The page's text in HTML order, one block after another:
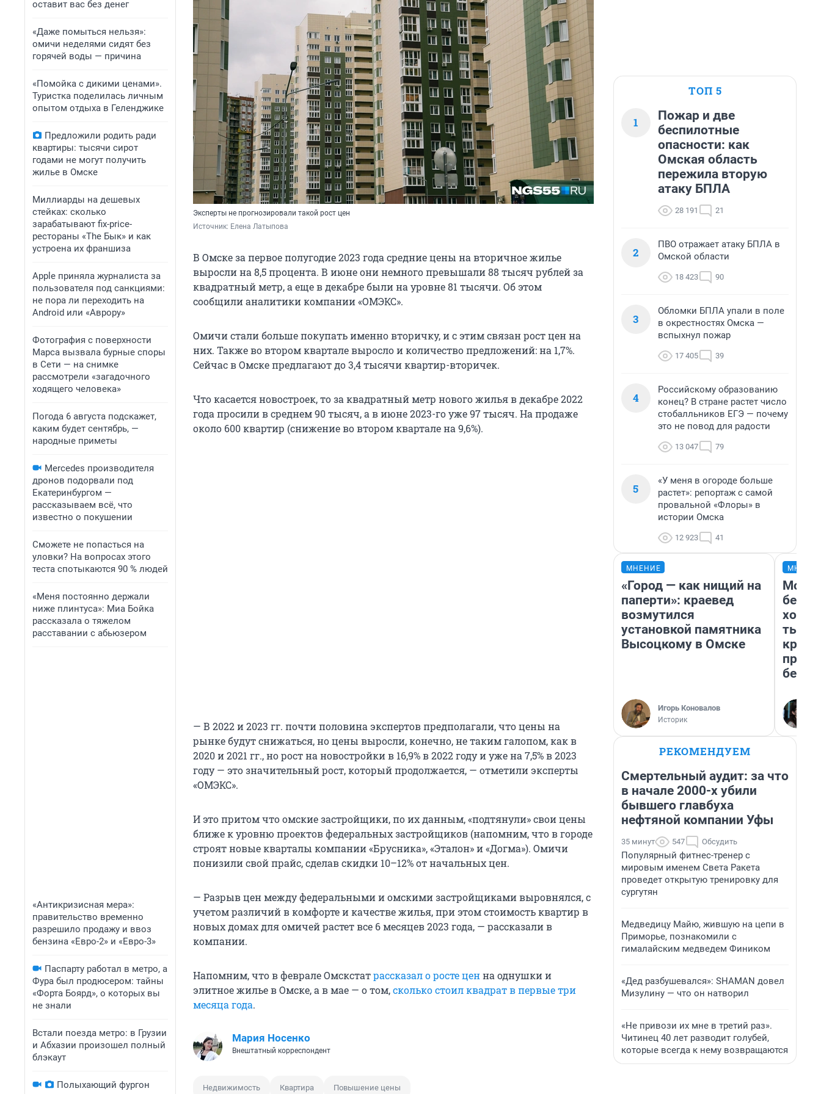
оставит вас без денег
«Даже помыться нельзя»:
омичи неделями сидят без
горячей воды — причина
«Помойка с дикими ценами».
Туристка поделилась личным
опытом отдыха в Геленджике
Предложили родить ради
квартиры: тысячи сирот
годами не могут получить
жилье в Омске
Миллиарды на дешевых
стейках: сколько
зарабатывают fix-price-
рестораны «The Бык» и как
устроена их франшиза
Apple приняла журналиста за
пользователя под санкциями:
не пора ли переходить на
Android или «Аврору»
Фотография с поверхности
Марса вызвала бурные споры
в Сети — на снимке
рассмотрели «загадочного
ходящего человека»
Погода 6 августа подскажет,
каким будет сентябрь, —
народные приметы
Mercedes производителя
дронов подорвали под
Екатеринбургом —
рассказываем всё, что
известно о покушении
Сможете не попасться на
уловки? На вопросах этого
теста спотыкаются 90 % людей
«Меня постоянно держали
ниже плинтуса»: Миа Бойка
рассказала о тяжелом
расставании с абьюзером
«Антикризисная мера»:
правительство временно
разрешило продажу и ввоз
бензина «Евро-2» и «Евро-3»
Паспарту работал в метро, а
Фура был продюсером: тайны
«Форта Боярд», о которых вы
не знали
Встали поезда метро: в Грузии
и Абхазии произошел полный
блэкаут
Полыхающий фургон
Эксперты не прогнозировали такой рост цен
Источник: Елена Латыпова
В Омске за первое полугодие 2023 года средние цены на вторичное жилье
выросли на 8,5 процента. В июне они немного превышали 88 тысяч рублей за
квадратный метр, а еще в декабре были на уровне 81 тысячи. Об этом
сообщили аналитики компании «ОМЭКС».
Омичи стали больше покупать именно вторичку, и с этим связан рост цен на
них. Также во втором квартале выросло и количество предложений: на 1,7%.
Сейчас в Омске предлагают до 3,4 тысячи квартир-вторичек.
Что касается новостроек, то за квадратный метр нового жилья в декабре 2022
года просили в среднем 90 тысяч, а в июне 2023-го уже 97 тысяч. На продаже
около 600 квартир (снижение во втором квартале на 9,6%).
— В 2022 и 2023 гг. почти половина экспертов предполагали, что цены на
рынке будут снижаться, но цены выросли, конечно, не таким галопом, как в
2020 и 2021 гг., но рост на новостройки в 16,9% в 2022 году и уже на 7,5% в 2023
году — это значительный рост, который продолжается, — отметили эксперты
«ОМЭКС».
И это притом что омские застройщики, по их данным, «подтянули» свои цены
ближе к уровню проектов федеральных застройщиков (напомним, что в городе
строят новые кварталы компании «Брусника», «Эталон» и «Догма»). Омичи
понизили свой прайс, сделав скидки 10–12% от начальных цен.
— Разрыв цен между федеральными и омскими застройщиками выровнялся, с
учетом различий в комфорте и качестве жилья, при этом стоимость квартир в
новых домах для омичей растет все 6 месяцев 2023 года, — рассказали в
компании.
Напомним, что в феврале Омскстатрассказал о росте ценна однушки и
элитное жилье в Омске, а в мае — о том,сколько стоил квадрат в первые три
месяца года.
Мария Носенко
Внештатный корреспондент
Недвижимость Квартира Повышение цены
ТОП 5
1
Пожар и две
беспилотные
опасности: как
Омская область
пережила вторую
атаку БПЛА
28 191 21
2
ПВО отражает атаку БПЛА в
Омской области
18 423 90
3
Обломки БПЛА упали в поле
в окрестностях Омска —
вспыхнул пожар
17 405 39
4
Российскому образованию
конец? В стране растет число
стобалльников ЕГЭ — почему
это не повод для радости
13 047 79
5
«У меня в огороде больше
растет»: репортаж с самой
провальной «Флоры» в
истории Омска
12 923 41
МНЕНИЕ
«Город — как нищий на
паперти»: краевед
возмутился
установкой памятника
Высоцкому в Омске
Игорь Коновалов
Историк
Мой
РЕКОМЕНДУЕМ
Смертельный аудит: за что
в начале 2000-х убили
бывшего главбуха
нефтяной компании Уфы
35 минут 547 Обсудить
Популярный фитнес-тренер с
мировым именем Света Ракета
проведет открытую тренировку для
сургутян
Медведицу Майю, жившую на цепи в
Приморье, познакомили с
гималайским медведем Фиником
«Дед разбушевался»: SHAMAN довел
Мизулину — что он натворил
«Не привози их мне в третий раз».
Читинец 40 лет разводит голубей,
которые всегда к нему возвращаются